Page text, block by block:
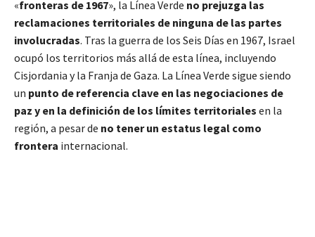
«fronteras de 1967», la Línea Verde no prejuzga las
reclamaciones territoriales de ninguna de las partes
involucradas. Tras la guerra de los Seis Días en 1967, Israel
ocupó los territorios más allá de esta línea, incluyendo
Cisjordania y la Franja de Gaza. La Línea Verde sigue siendo
un punto de referencia clave en las negociaciones de
paz y en la definición de los límites territoriales en la
región, a pesar de no tener un estatus legal como
frontera internacional.